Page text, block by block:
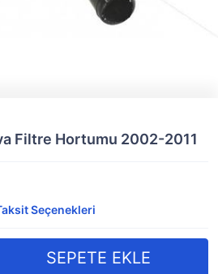
Filtre Hortumu 2002-2011
Seçenekleri